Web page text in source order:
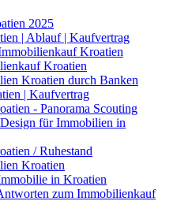
2025
| Ablauf | Kaufvertrag
Kroatien
Kroatien
Kroatien durch Banken
| Kaufvertrag
- Panorama Scouting
für Immobilien in
/ Ruhestand
Kroatien
in Kroatien
zum Immobilienkauf